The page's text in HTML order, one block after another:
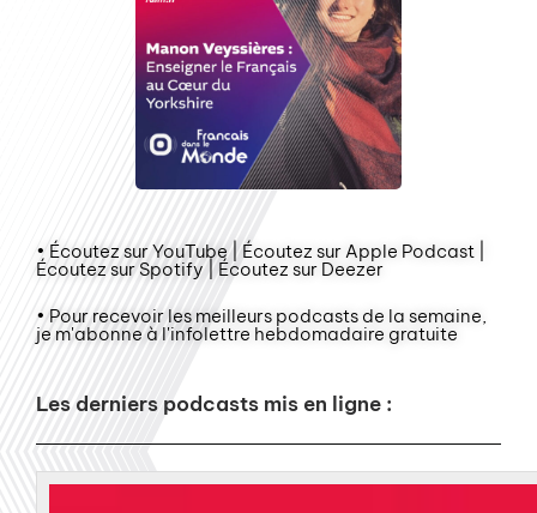
• Écoutez sur YouTube | Écoutez sur Apple Podcast |
Écoutez sur Spotify | Écoutez sur Deezer
• Pour recevoir les meilleurs podcasts de la semaine,
je m'abonne à l'infolettre hebdomadaire gratuite
Les derniers podcasts mis en ligne :